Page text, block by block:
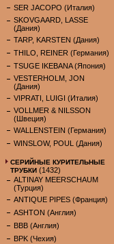
SER JACOPO (Италия)
SKOVGAARD, LASSE
(Дания)
TARP, KARSTEN (Дания)
THILO, REINER (Германия)
TSUGE IKEBANA (Япония)
VESTERHOLM, JON
(Дания)
VIPRATI, LUIGI (Италия)
VOLLMER & NILSSON
(Швеция)
WALLENSTEIN (Германия)
WINSLOW, POUL (Дания)
СЕРИЙНЫЕ КУРИТЕЛЬНЫЕ
ТРУБКИ (1432)
ALTINAY MEERSCHAUM
(Турция)
ANTIQUE PIPES (Франция)
ASHTON (Англия)
BBB (Англия)
BPK (Чехия)